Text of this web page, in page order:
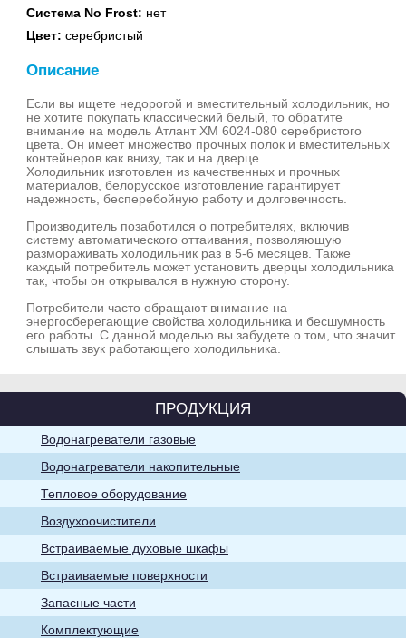
Водонагреватели
Водонагреватели
накопительные
Воздухоочистители
Хозяйственно-
бытовые товары
Система No Frost: нет
Цвет: серебристый
Описание
Если вы ищете недорогой и вместительный холодильник, но
не хотите покупать классический белый, то обратите
внимание на модель Атлант ХМ 6024-080 серебристого
цвета. Он имеет множество прочных полок и вместительных
контейнеров как внизу, так и на дверце.
Холодильник изготовлен из качественных и прочных
материалов, белорусское изготовление гарантирует
надежность, бесперебойную работу и долговечность.
Производитель позаботился о потребителях, включив
систему автоматического оттаивания, позволяющую
размораживать холодильник раз в 5-6 месяцев. Также
каждый потребитель может установить дверцы холодильника
так, чтобы он открывался в нужную сторону.
Потребители часто обращают внимание на
энергосберегающие свойства холодильника и бесшумность
его работы. С данной моделью вы забудете о том, что значит
слышать звук работающего холодильника.
ПРОДУКЦИЯ
Водонагреватели газовые
Водонагреватели накопительные
Тепловое оборудование
Воздухоочистители
Встраиваемые духовые шкафы
Встраиваемые поверхности
Запасные части
Комплектующие